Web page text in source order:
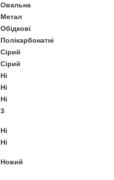
Овальна
Метал
Обідкові
Полікарбонатні
Сірий
Сірий
Ні
Ні
Ні
3
Ні
Ні
Новий